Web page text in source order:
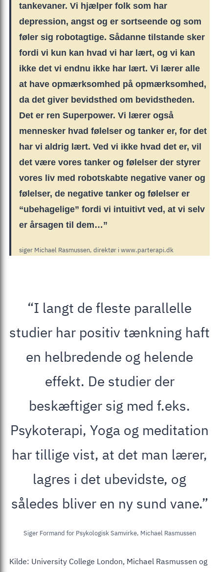
tankevaner. Vi hjælper folk som har
depression, angst og er sortseende og som
føler sig robotagtige. Sådanne tilstande sker
fordi vi kun kan hvad vi har lært, og vi kan
ikke det vi endnu ikke har lært. Vi lærer alle
at have opmærksomhed på opmærksomhed,
da det giver bevidsthed om bevidstheden.
Det er ren Superpower. Vi lærer også
mennesker hvad følelser og tanker er, for det
har vi aldrig lært. Ved vi ikke hvad det er, vil
det være vores tanker og følelser der styrer
vores liv med robotskabte negative vaner og
følelser, de negative tanker og følelser er
“ubehagelige” fordi vi intuitivt ved, at vi selv
er årsagen til dem…”
siger Michael Rasmussen, direktør i www.parterapi.dk
“I langt de fleste parallelle
studier har positiv tænkning haft
en helbredende og helende
effekt. De studier der
beskæftiger sig med f.eks.
Psykoterapi, Yoga og meditation
har tillige vist, at det man lærer,
lagres i det ubevidste, og
således bliver en ny sund vane.”
Siger Formand for Psykologisk Samvirke, Michael Rasmussen
Kilde: University College London, Michael Rasmussen og